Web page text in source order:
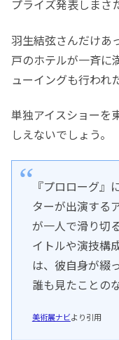
プライズ発表しまさ
羽生結弦さんだけあ
戸のホテルが一斉に
ューイングも行われ
単独アイスショーを
しえないでしょう。
『プロローグ』
ターが出演する
が一人で滑り切
イトルや演技構
は、彼自身が綴
誰も見たことの
美術展ナビより引用